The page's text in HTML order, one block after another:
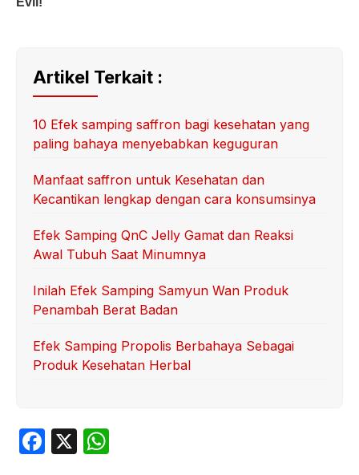
Artikel Terkait :
10 Efek samping saffron bagi kesehatan yang
paling bahaya menyebabkan keguguran
Manfaat saffron untuk Kesehatan dan
Kecantikan lengkap dengan cara konsumsinya
Efek Samping QnC Jelly Gamat dan Reaksi
Awal Tubuh Saat Minumnya
Inilah Efek Samping Samyun Wan Produk
Penambah Berat Badan
Efek Samping Propolis Berbahaya Sebagai
Produk Kesehatan Herbal
F
X